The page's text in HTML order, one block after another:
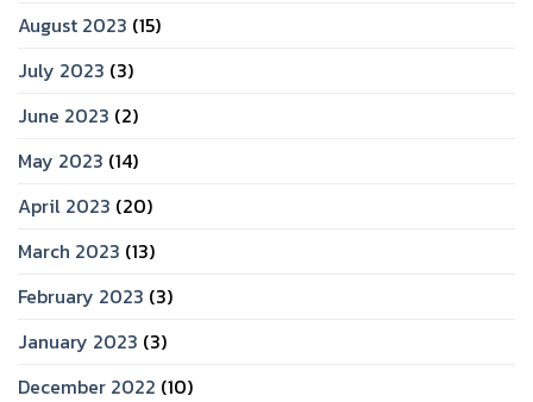
August 2023 (15)
July 2023 (3)
June 2023 (2)
May 2023 (14)
April 2023 (20)
March 2023 (13)
February 2023 (3)
January 2023 (3)
December 2022 (10)